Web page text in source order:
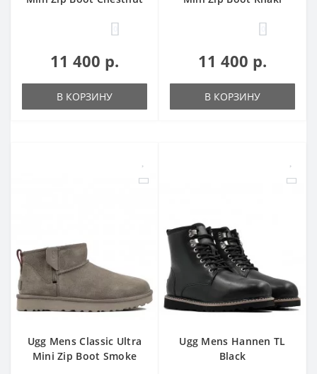
11 400 р.
В КОРЗИНУ
11 400 р.
В КОРЗИНУ
Ugg Mens Classic Ultra
Mini Zip Boot Smoke
Ugg Mens Hannen TL
Black